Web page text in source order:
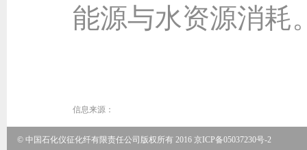
能源与水资源消耗
信息来源：
© 中国石化仪征化纤有限责任公司版权所有 2016 京ICP备05037230号-2